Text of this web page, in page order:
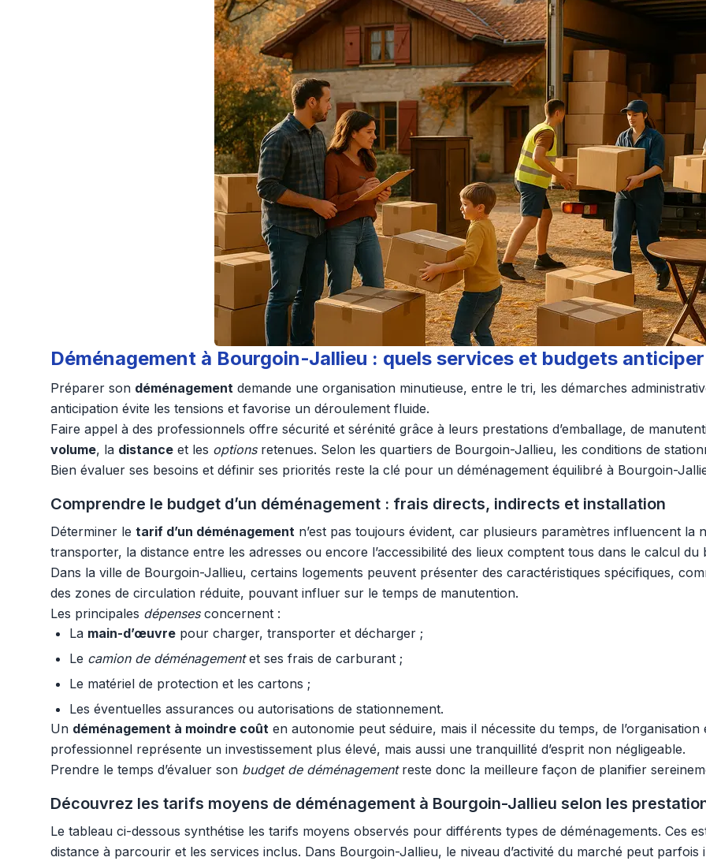
Déménagement à Bourgoin-Jallieu : quels services et budgets
Préparer son déménagement demande une organisation minutieuse, entre le tri, les démarches
anticipation évite les tensions et favorise un déroulement fluide.
Faire appel à des professionnels offre sécurité et sérénité grâce à leurs prestations d’emballage, de
volume, la distance et les optionsretenues. Selon les quartiers de Bourgoin-Jallieu, les conditions de
Bien évaluer ses besoins et définir ses priorités reste la clé pour un déménagement équilibré à Bourgoin-
Comprendre le budget d’un déménagement : frais directs, indirects et installation
Déterminer le tarif d’un déménagement n’est pas toujours évident, car plusieurs paramètres influencent
transporter, la distance entre les adresses ou encore l’accessibilité des lieux comptent tous dans le calcul du
Dans la ville de Bourgoin-Jallieu, certains logements peuvent présenter des caractéristiques spécifiques,
des zones de circulation réduite, pouvant influer sur le temps de manutention.
Les principales dépensesconcernent :
La main-d’œuvre pour charger, transporter et décharger ;
Le camion de déménagementet ses frais de carburant ;
Le matériel de protection et les cartons ;
Les éventuelles assurances ou autorisations de stationnement.
Un déménagement à moindre coût en autonomie peut séduire, mais il nécessite du temps, de
professionnel représente un investissement plus élevé, mais aussi une tranquillité d’esprit non négligeable.
Prendre le temps d’évaluer son budget de déménagementreste donc la meilleure façon de planifier
Découvrez les tarifs moyens de déménagement à Bourgoin-Jallieu selon les
Le tableau ci-dessous synthétise les tarifs moyens observés pour différents types de déménagements. Ces
distance à parcourir et les services inclus. Dans Bourgoin-Jallieu, le niveau d’activité du marché peut